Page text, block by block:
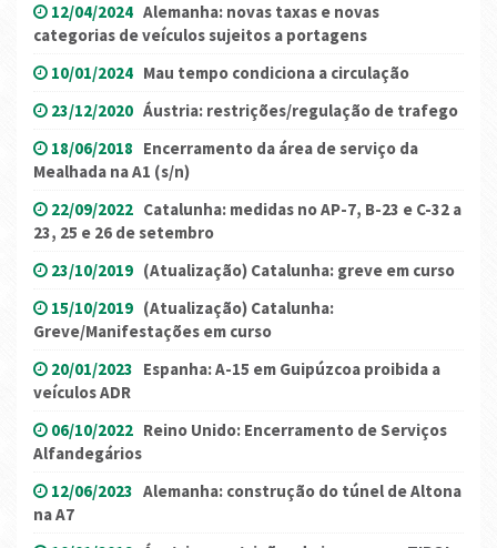
12/04/2024 Alemanha: novas taxas e novas
categorias de veículos sujeitos a portagens
10/01/2024 Mau tempo condiciona a circulação
23/12/2020 Áustria: restrições/regulação de trafego
18/06/2018 Encerramento da área de serviço da
Mealhada na A1 (s/n)
22/09/2022 Catalunha: medidas no AP-7, B-23 e C-32 a
23, 25 e 26 de setembro
23/10/2019 (Atualização) Catalunha: greve em curso
15/10/2019 (Atualização) Catalunha:
Greve/Manifestações em curso
20/01/2023 Espanha: A-15 em Guipúzcoa proibida a
veículos ADR
06/10/2022 Reino Unido: Encerramento de Serviços
Alfandegários
12/06/2023 Alemanha: construção do túnel de Altona
na A7